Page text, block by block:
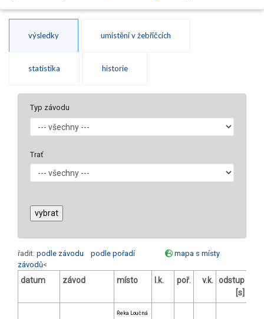
výsledky umístění v žebříčcích
statistika historie
Typ závodu
Trať
řadit: podle závodu podle pořadí
mapa s místy
závodů<
datum závod místo l.k. poř. v.k. odstup
[s]
Řeka Loučná